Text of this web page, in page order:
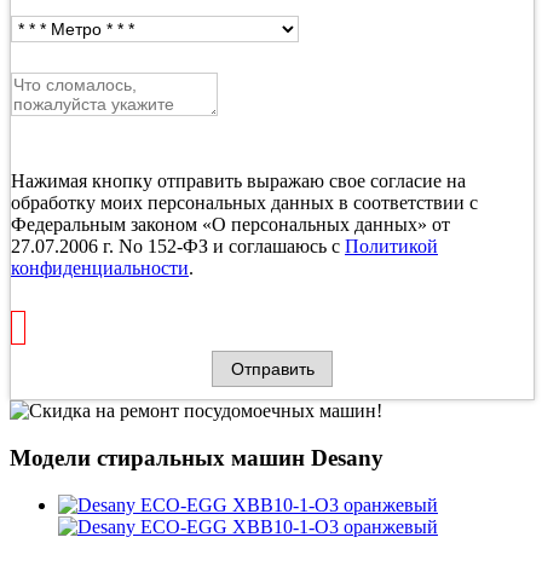
Нажимая кнопку отправить выражаю свое согласие на
обработку моих персональных данных в соответствии с
Федеральным законом «О персональных данных» от
27.07.2006 г. No 152-ФЗ и соглашаюсь с Политикой
конфиденциальности.
Модели стиральных машин Desany